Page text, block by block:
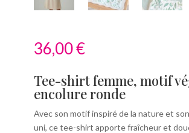
36,00€
Tee-shirt femme, motif
encolure ronde
Avec son motif inspiré de la nature et
uni, ce tee-shirt apporte fraîcheur et